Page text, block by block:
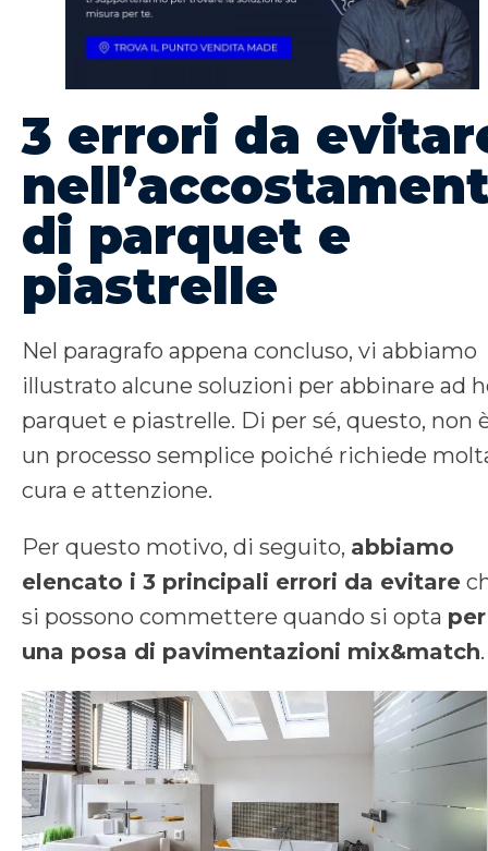
3 errori da
di parquet e
piastrelle
Nel paragrafo appena concluso, vi abbiamo
illustrato alcune soluzioni per abbinare ad
parquet e piastrelle. Di per sé, questo, non
un processo semplice poiché richiede
cura e attenzione.
Per questo motivo, di seguito, abbiamo
elencato i 3 principali errori da evitare
si possono commettere quando si opta per
una posa di pavimentazioni mix&match.